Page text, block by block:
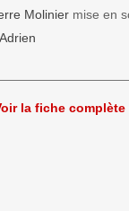
Moliniermise en
la fiche